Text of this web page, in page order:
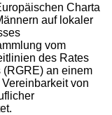
Charta
auf lokaler
vom
des Rates
an einem
von